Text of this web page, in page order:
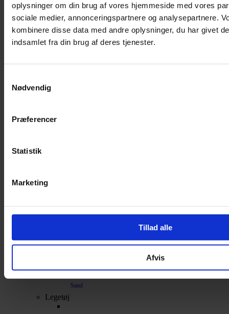
oplysninger om din brug af vores hjemmeside med vores
sociale medier, annonceringspartnere og analysepartnere.
kombinere disse data med andre oplysninger, du har givet
indsamlet fra din brug af deres tjenester.
Nødvendig
Præferencer
Statistik
Marketing
Tillad alle
Afvis
Løbegård
Overdækning løbegård
Indretning til bure
Bark
Spelt
Vat
Sand
Legetøj